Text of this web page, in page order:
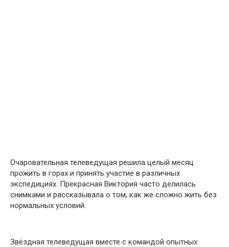
Очаровательная телеведущая решила целый месяц
прожить в горах и принять участие в различных
экспедициях. Прекрасная Виктория часто делилась
снимками и рассказывала о том, как же сложно жить без
нормальных условий.
Звёздная телеведущая вместе с командой опытных